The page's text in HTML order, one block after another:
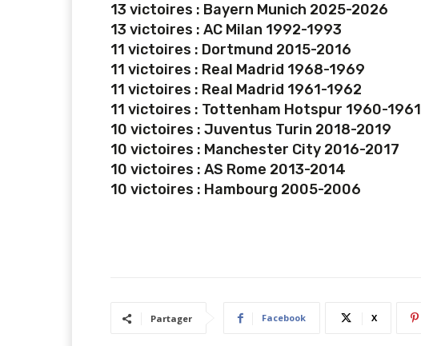
13 victoires : Bayern Munich 2025-2026
13 victoires : AC Milan 1992-1993
11 victoires : Dortmund 2015-2016
11 victoires : Real Madrid 1968-1969
11 victoires : Real Madrid 1961-1962
11 victoires : Tottenham Hotspur 1960-1961
10 victoires : Juventus Turin 2018-2019
10 victoires : Manchester City 2016-2017
10 victoires : AS Rome 2013-2014
10 victoires : Hambourg 2005-2006
Partager Facebook X